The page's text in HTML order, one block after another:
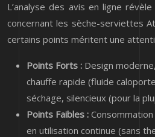
L’analyse des avis en ligne
concernant les sèche-serviettes
certains points méritent une
Points Forts : Design
chauffe rapide (fluide
séchage, silencieux (pour la
Points Faibles :
en utilisation continue (sans